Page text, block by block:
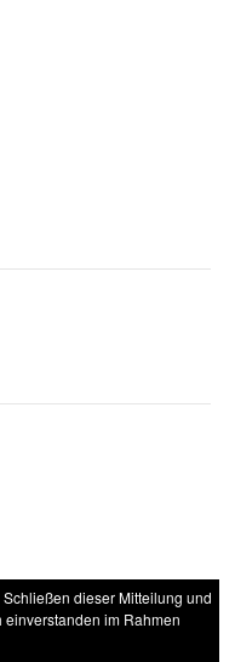
dieser Mitteilung und
im Rahmen